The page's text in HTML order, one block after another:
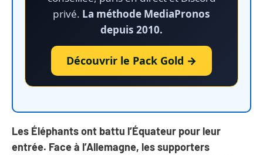
privé. La méthode MediaPronos
depuis 2010.
Découvrir le Pack Gold →
Les Éléphants ont battu l’Équateur pour leur
entrée. Face à l’Allemagne, les supporters